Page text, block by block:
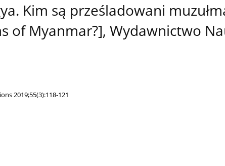
Kim są prześladowani
of Myanmar?], Wydawnictwo
2019;55(3):118-121